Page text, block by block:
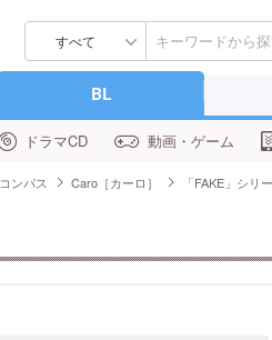
すべて
BL
ドラマCD 動画・ゲーム
コンパス Caro［カーロ］ 「FAKE」シリ